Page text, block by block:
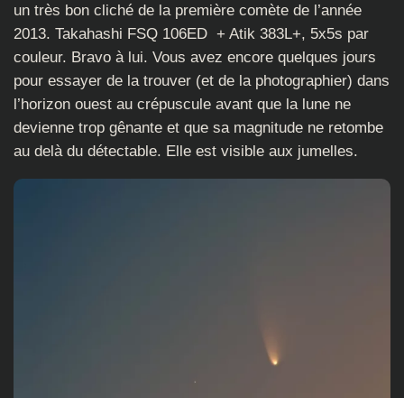
un très bon cliché de la première comète de l’année
2013. Takahashi FSQ 106ED + Atik 383L+, 5x5s par
couleur. Bravo à lui. Vous avez encore quelques jours
pour essayer de la trouver (et de la photographier) dans
l’horizon ouest au crépuscule avant que la lune ne
devienne trop gênante et que sa magnitude ne retombe
au delà du détectable. Elle est visible aux jumelles.